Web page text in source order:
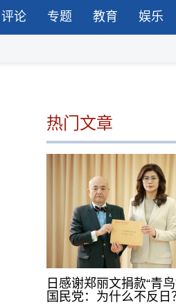
评论 专题 教育 娱乐
热门文章
日感谢郑丽文捐款“青
国民党：为什么不反日